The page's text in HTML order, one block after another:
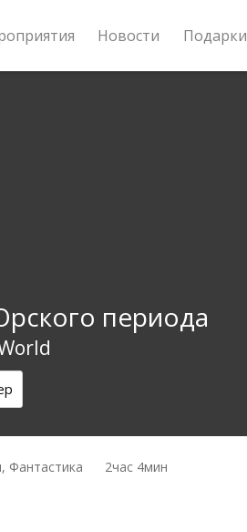
Новости Подарки
периода
Фантастика 2час 4мин